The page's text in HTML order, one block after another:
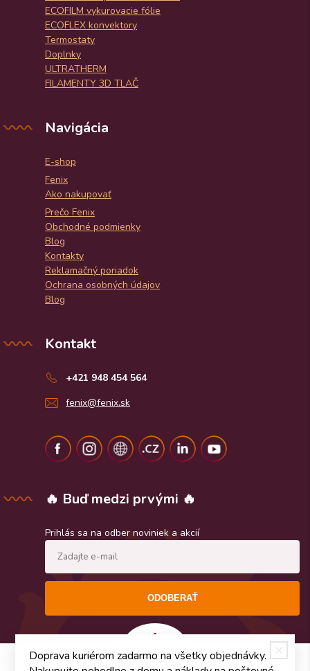
ECOFILM vykurovacie fólie
ECOFLEX konvektory
Termostaty
Doplnky
ULTRATHERM
FILAMENTY 3D TLAČ
Navigácia
E-shop
Fenix
Ako nakupovať
Prečo Fenix
Obchodné podmienky
Blog
Kontakty
Reklamačný poriadok
Ochrana osobných údajov
Blog
Kontakt
+421 948 454 564
fenix@fenix.sk
🔥 Buď medzi prvými 🔥
Prihlás sa na odber noviniek a akcií
ODOBERAŤ
Doprava kuriérom zadarmo na všetky objednávky.